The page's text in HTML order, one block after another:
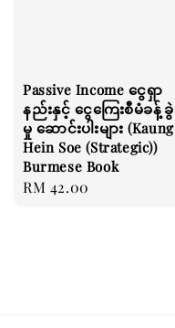
Passive Income ငွေရှာ
နည်းနှင့် ငွေကြေးစီမံခန့်ခွဲ
မှု ဆောင်းပါးများ (Kaung
Hein Soe (Strategic))
Burmese Book
Regular
RM 42.00